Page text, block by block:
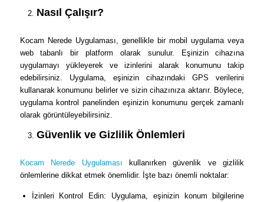
Nasıl Çalışır?
Kocam Nerede Uygulaması, genellikle bir mobil uygulama veya
web tabanlı bir platform olarak sunulur. Eşinizin cihazına
uygulamayı yükleyerek ve izinlerini alarak konumunu takip
edebilirsiniz. Uygulama, eşinizin cihazındaki GPS verilerini
kullanarak konumunu belirler ve sizin cihazınıza aktarır. Böylece,
uygulama kontrol panelinden eşinizin konumunu gerçek zamanlı
olarak görüntüleyebilirsiniz.
Güvenlik ve Gizlilik Önlemleri
Kocam Nerede Uygulaması kullanırken güvenlik ve gizlilik
önlemlerine dikkat etmek önemlidir. İşte bazı önemli noktalar:
İzinleri Kontrol Edin: Uygulama, eşinizin konum bilgilerine